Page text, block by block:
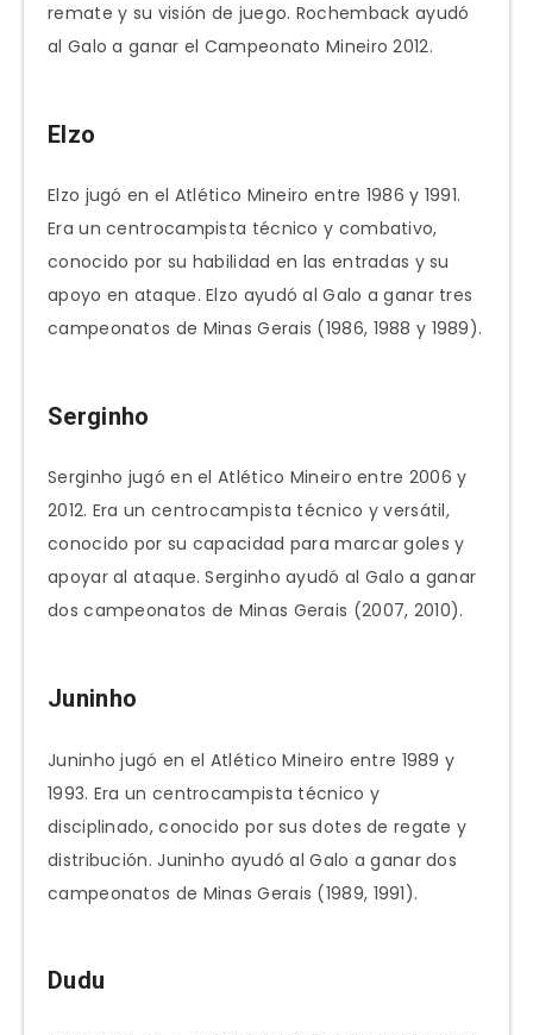
remate y su visión de juego. Rochemback ayudó
al Galo a ganar el Campeonato Mineiro 2012.
Elzo
Elzo jugó en el Atlético Mineiro entre 1986 y 1991.
Era un centrocampista técnico y combativo,
conocido por su habilidad en las entradas y su
apoyo en ataque. Elzo ayudó al Galo a ganar tres
campeonatos de Minas Gerais (1986, 1988 y 1989).
Serginho
Serginho jugó en el Atlético Mineiro entre 2006 y
2012. Era un centrocampista técnico y versátil,
conocido por su capacidad para marcar goles y
apoyar al ataque. Serginho ayudó al Galo a ganar
dos campeonatos de Minas Gerais (2007, 2010).
Juninho
Juninho jugó en el Atlético Mineiro entre 1989 y
1993. Era un centrocampista técnico y
disciplinado, conocido por sus dotes de regate y
distribución. Juninho ayudó al Galo a ganar dos
campeonatos de Minas Gerais (1989, 1991).
Dudu